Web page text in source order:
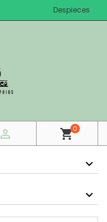
Despieces
 shopping_cart0